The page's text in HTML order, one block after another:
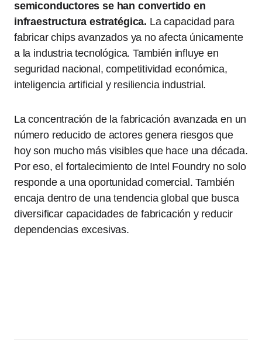
semiconductores se han convertido en
infraestructura estratégica. La capacidad para
fabricar chips avanzados ya no afecta únicamente
a la industria tecnológica. También influye en
seguridad nacional, competitividad económica,
inteligencia artificial y resiliencia industrial.
La concentración de la fabricación avanzada en un
número reducido de actores genera riesgos que
hoy son mucho más visibles que hace una década.
Por eso, el fortalecimiento de Intel Foundry no solo
responde a una oportunidad comercial. También
encaja dentro de una tendencia global que busca
diversificar capacidades de fabricación y reducir
dependencias excesivas.